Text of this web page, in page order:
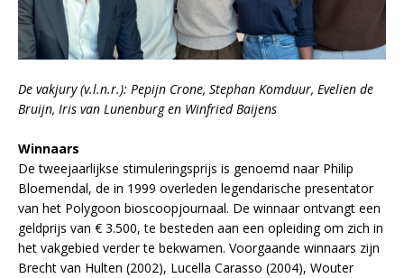
De vakjury (v.l.n.r.): Pepijn Crone, Stephan Komduur, Evelien de
Bruijn, Iris van Lunenburg en Winfried Baijens
Winnaars
De tweejaarlijkse stimuleringsprijs is genoemd naar Philip
Bloemendal, de in 1999 overleden legendarische presentator
van het Polygoon bioscoopjournaal. De winnaar ontvangt een
geldprijs van € 3.500, te besteden aan een opleiding om zich in
het vakgebied verder te bekwamen. Voorgaande winnaars zijn
Brecht van Hulten (2002), Lucella Carasso (2004), Wouter